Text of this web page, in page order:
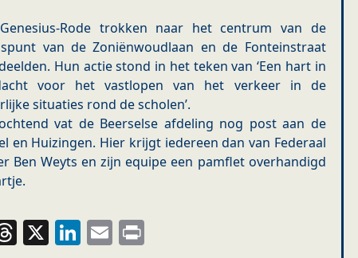
Rode trokken naar het centrum van de
van de Zoniënwoudlaan en de Fonteinstraat
Hun actie stond in het teken van ‘Een hart in
voor het vastlopen van het verkeer in de
situaties rond de scholen’.
vat de Beerselse afdeling nog post aan de
en Huizingen. Hier krijgt iedereen dan van Federaal
Ben Weyts en zijn equipe een pamflet overhandigd
Threads
X LinkedIn
Email